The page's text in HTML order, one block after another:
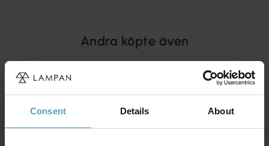
Consent Details About
Andra köpte även